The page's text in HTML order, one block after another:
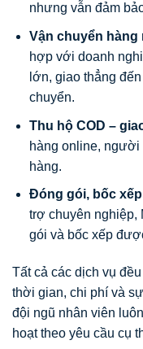
nhưng vẫn đảm
Vận chuyển hàng
hợp với doanh
lớn, giao thẳng
chuyển.
Thu hộ COD –
hàng online, người
hàng.
Đóng gói, bốc
trợ chuyên nghiệp,
gói và bốc xếp
Tất cả các dịch vụ
thời gian, chi phí và
đội ngũ nhân viên
hoạt theo yêu cầu cụ